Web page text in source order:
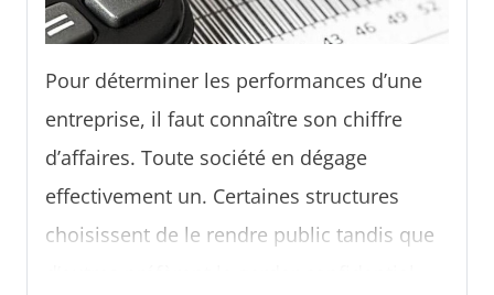
Pour déterminer les performances d’une
entreprise, il faut connaître son chiffre
d’affaires. Toute société en dégage
effectivement un. Certaines structures
choisissent de le rendre public tandis que